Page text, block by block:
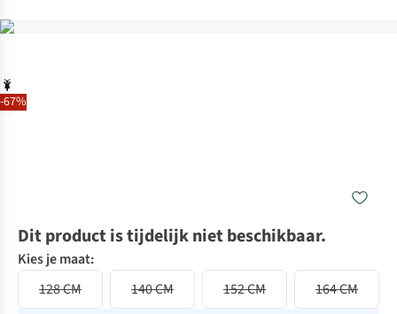
-67%
Dit product is tijdelijk niet beschikbaar.
Kies je maat:
128 CM
140 CM 152 CM 164 CM